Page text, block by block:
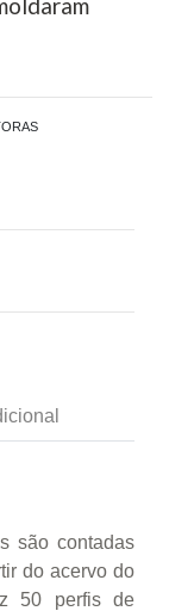
são contadas
do acervo do
50 perfis de